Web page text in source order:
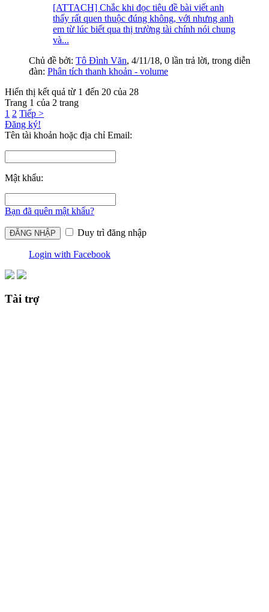
[ATTACH] Chắc khi đọc tiêu đề bài viết anh
thấy rất quen thuộc đúng không, với nhưng anh
em từ lúc biết qua thị trường tài chính nói chung
và...
Chủ đề bởi: Tô Đình Văn, 4/11/18, 0 lần trả lời, trong diễn
đàn: Phân tích thanh khoản - volume
Hiển thị kết quả từ 1 đến 20 của 28
Trang 1 của 2 trang
1 2 Tiếp >
Đăng ký!
Tên tài khoản hoặc địa chỉ Email:
Mật khẩu:
Bạn đã quên mật khẩu?
Duy trì đăng nhập
Login with Facebook
Tài trợ